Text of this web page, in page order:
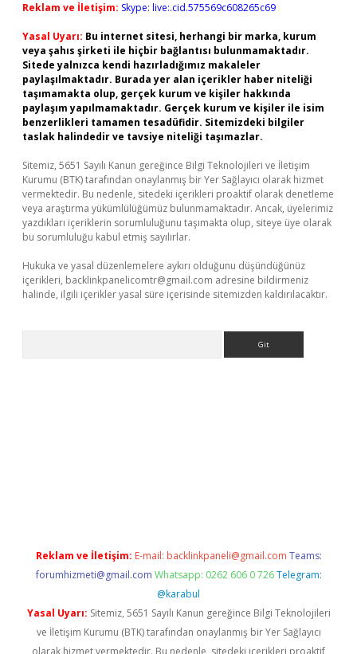
Reklam ve İletişim: Skype: live:.cid.575569c608265c69
Yasal Uyarı: Bu internet sitesi, herhangi bir marka, kurum
veya şahıs şirketi ile hiçbir bağlantısı bulunmamaktadır.
Sitede yalnızca kendi hazırladığımız makaleler
paylaşılmaktadır. Burada yer alan içerikler haber niteliği
taşımamakta olup, gerçek kurum ve kişiler hakkında
paylaşım yapılmamaktadır. Gerçek kurum ve kişiler ile isim
benzerlikleri tamamen tesadüfidir. Sitemizdeki bilgiler
taslak halindedir ve tavsiye niteliği taşımazlar.
Sitemiz, 5651 Sayılı Kanun gereğince Bilgi Teknolojileri ve İletişim
Kurumu (BTK) tarafından onaylanmış bir Yer Sağlayıcı olarak hizmet
vermektedir. Bu nedenle, sitedeki içerikleri proaktif olarak denetleme
veya araştırma yükümlülüğümüz bulunmamaktadır. Ancak, üyelerimiz
yazdıkları içeriklerin sorumluluğunu taşımakta olup, siteye üye olarak
bu sorumluluğu kabul etmiş sayılırlar.
Hukuka ve yasal düzenlemelere aykırı olduğunu düşündüğünüz
içerikleri, backlinkpanelicomtr@gmail.com adresine bildirmeniz
halinde, ilgili içerikler yasal süre içerisinde sitemizden kaldırılacaktır.
Reklam ve İletişim: E-mail: backlinkpaneli@gmail.com Teams:
forumhizmeti@gmail.com Whatsapp: 0262 606 0 726 Telegram:
@karabul
Yasal Uyarı: Sitemiz, 5651 Sayılı Kanun gereğince Bilgi Teknolojileri
ve İletişim Kurumu (BTK) tarafından onaylanmış bir Yer Sağlayıcı
olarak hizmet vermektedir. Bu nedenle, sitedeki içerikleri proaktif